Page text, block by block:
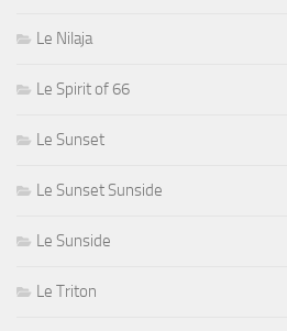
Le Nilaja
Le Spirit of 66
Le Sunset
Le Sunset Sunside
Le Sunside
Le Triton